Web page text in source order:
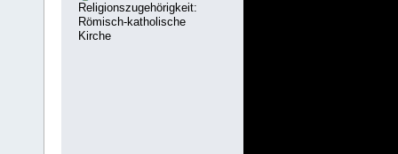
Religionszugehörigkeit:
Römisch-katholische
Kirche